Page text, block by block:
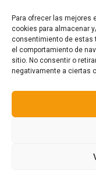
Para ofrecer las mejores
cookies para almacenar
consentimiento de estas
el comportamiento de
sitio. No consentir o
negativamente a ciertas
© 2023